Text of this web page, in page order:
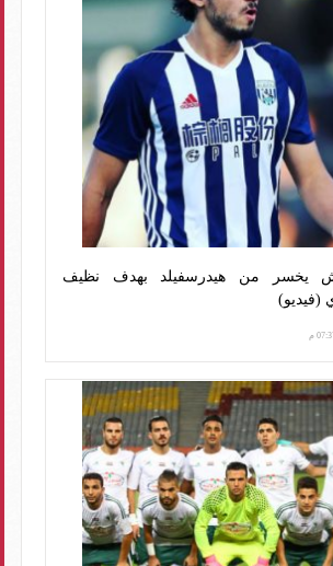
يخسر من هيدرسفيلد بهدف نظيف
(فيديو)